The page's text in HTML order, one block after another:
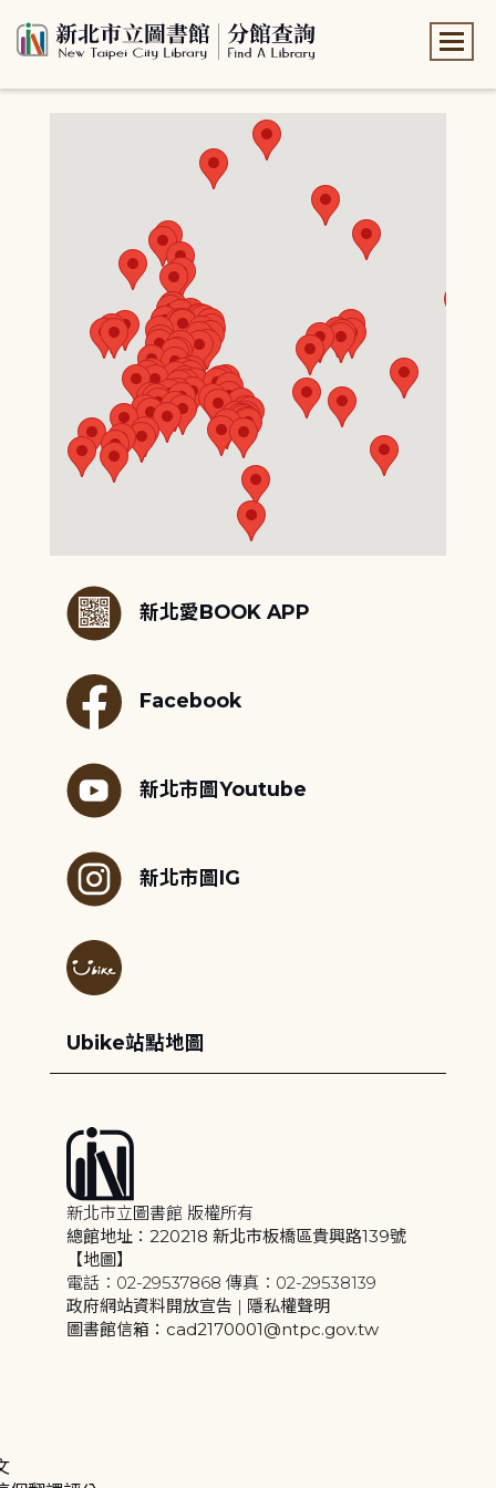
新北愛BOOK APP
Facebook
新北市圖Youtube
新北市圖IG
Ubike站點地圖
新北市立圖書館 版權所有
總館地址：220218 新北市板橋區貴興路139號
【地圖】
電話：02-29537868 傳真：02-29538139
政府網站資料開放宣告 | 隱私權聲明
圖書館信箱：cad2170001@ntpc.gov.tw